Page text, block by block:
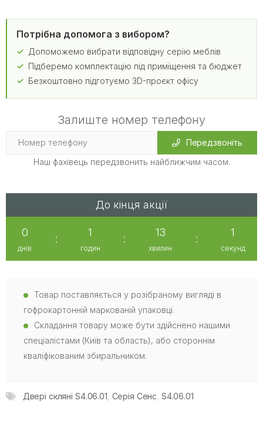
Потрібна допомога з вибором?
Допоможемо вибрати відповідну серію меблів
Підберемо комплектацію під приміщення та бюджет
Безкоштовно підготуємо 3D-проєкт офісу
Залиште номер телефону
Передзвоніть
Наш фахівець передзвонить найближчим часом.
До кінця акції
0
днів
:
1
годин
:
13
хвилин
:
0
секунд
Товар поставляється у розібраному вигляді в
гофрокартонній маркованій упаковці.
Складання товару може бути здійснено нашими
спеціалістами (Київ та область), або стороннім
кваліфікованим збиральником.
Двері скляні S4.06.01 Серія Сенс S4.06.01